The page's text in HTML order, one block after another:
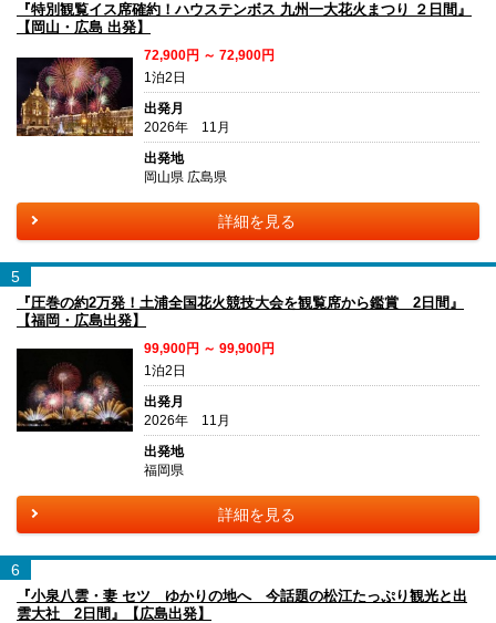
『特別観覧イス席確約！ハウステンボス 九州一大花火まつり ２日間』
【岡山・広島 出発】
72,900円 ～ 72,900円
1泊2日
出発月
2026年 11月
出発地
岡山県 広島県
詳細を見る
5
『圧巻の約2万発！土浦全国花火競技大会を観覧席から鑑賞 2日間』
【福岡・広島出発】
99,900円 ～ 99,900円
1泊2日
出発月
2026年 11月
出発地
福岡県
詳細を見る
6
『小泉八雲・妻 セツ ゆかりの地へ 今話題の松江たっぷり観光と出
雲大社 2日間』【広島出発】